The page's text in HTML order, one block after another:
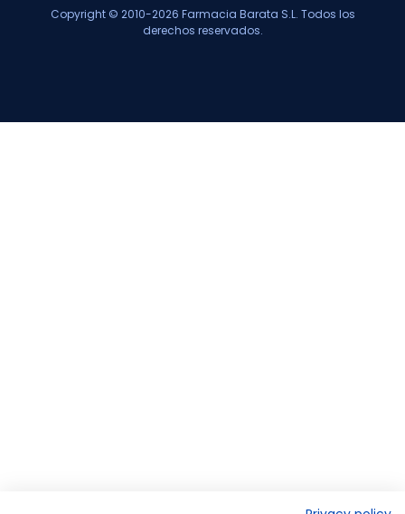
Copyright © 2010-2026 Farmacia Barata S.L. Todos los
derechos reservados.